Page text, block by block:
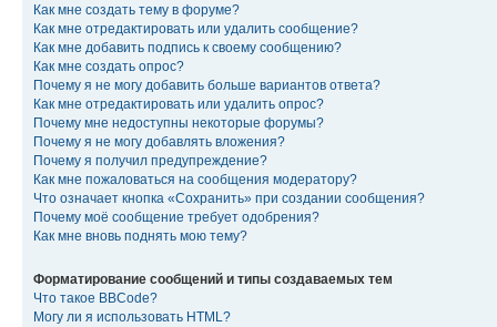
Как мне создать тему в форуме?
Как мне отредактировать или удалить сообщение?
Как мне добавить подпись к своему сообщению?
Как мне создать опрос?
Почему я не могу добавить больше вариантов ответа?
Как мне отредактировать или удалить опрос?
Почему мне недоступны некоторые форумы?
Почему я не могу добавлять вложения?
Почему я получил предупреждение?
Как мне пожаловаться на сообщения модератору?
Что означает кнопка «Сохранить» при создании сообщения?
Почему моё сообщение требует одобрения?
Как мне вновь поднять мою тему?
Форматирование сообщений и типы создаваемых тем
Что такое BBCode?
Могу ли я использовать HTML?